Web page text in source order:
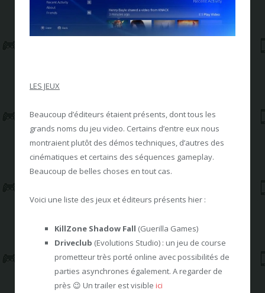
LES JEUX
Beaucoup d’éditeurs étaient présents, dont tous les
grands noms du jeu video. Certains d’entre eux nous
montraient plutôt des démos techniques, d’autres des
cinématiques et certains des séquences gameplay.
Beaucoup de belles choses en tout cas.
Voici une liste des jeux et éditeurs présents hier :
KillZone Shadow Fall (Guerilla Games)
Driveclub (Evolutions Studio) : un jeu de course
prometteur très porté online avec possibilités de
parties asynchrones également. A regarder de
près 😉 Un trailer est visible ici